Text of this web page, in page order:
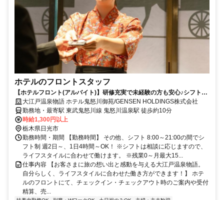
ホテルのフロントスタッフ
【ホテルフロント(アルバイト)】研修充実で未経験の方も安心♪シフト固
定も可/週2日～/1日4H～OK
大江戸温泉物語 ホテル鬼怒川御苑/GENSEN HOLDINGS株式会社
勤務地・最寄駅 東武鬼怒川線 鬼怒川温泉駅 徒歩約10分
時給1,300円以上
栃木県日光市
勤務時間・期間 【勤務時間】 その他、シフト 8:00～21:00の間でシ
フト制 週2日～、1日4時間～OK！ ※シフトは相談に応じますので、
ライフスタイルに合わせて働けます。 ※残業0～月最大15...
仕事内容 【お客さまに旅の想い出と感動を与える大江戸温泉物語。
自分らしく、ライフスタイルに合わせた働き方ができます！】 ホテ
ルのフロントにて、チェックイン・チェックアウト時のご案内や受付
精算、売...